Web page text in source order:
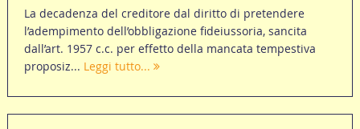
La decadenza del creditore dal diritto di pretendere
l’adempimento dell’obbligazione fideiussoria, sancita
dall’art. 1957 c.c. per effetto della mancata tempestiva
proposiz... Leggi tutto...